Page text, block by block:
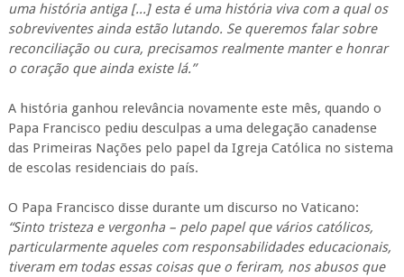
uma história antiga [...] esta é uma história viva com a qual os
sobreviventes ainda estão lutando. Se queremos falar sobre
reconciliação ou cura, precisamos realmente manter e honrar
o coração que ainda existe lá.”
A história ganhou relevância novamente este mês, quando o
Papa Francisco pediu desculpas a uma delegação canadense
das Primeiras Nações pelo papel da Igreja Católica no sistema
de escolas residenciais do país.
O Papa Francisco disse durante um discurso no Vaticano:
“Sinto tristeza e vergonha – pelo papel que vários católicos,
particularmente aqueles com responsabilidades educacionais,
tiveram em todas essas coisas que o feriram, nos abusos que